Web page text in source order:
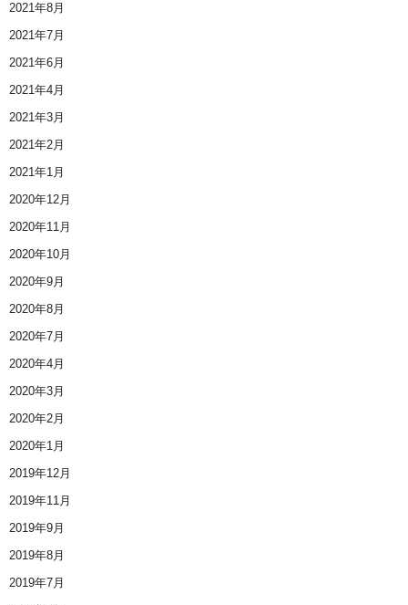
2021年8月
2021年7月
2021年6月
2021年4月
2021年3月
2021年2月
2021年1月
2020年12月
2020年11月
2020年10月
2020年9月
2020年8月
2020年7月
2020年4月
2020年3月
2020年2月
2020年1月
2019年12月
2019年11月
2019年9月
2019年8月
2019年7月